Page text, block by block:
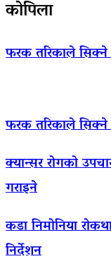
कोपिला
फरक तरिकाले सिक्ने
फरक तरिकाले सिक्ने
क्यान्सर रोगको
गराइने
कडा निमोनिया
निर्देशन